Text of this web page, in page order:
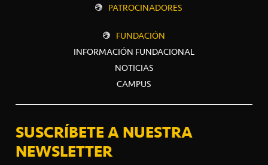
PATROCINADORES
FUNDACIÓN
INFORMACIÓN FUNDACIONAL
NOTICIAS
CAMPUS
SUSCRÍBETE A NUESTRA
NEWSLETTER